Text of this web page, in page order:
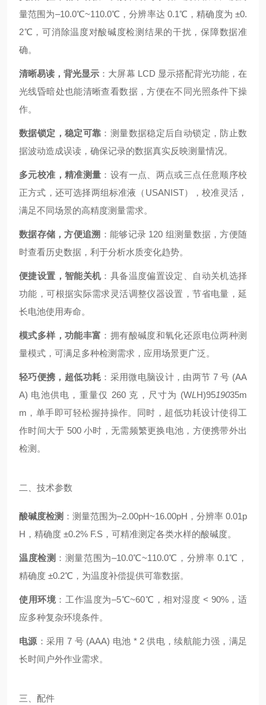
量范围为–10.0℃~110.0℃，分辨率达 0.1℃，精确度为 ±0.
2℃，可消除温度对酸碱度检测结果的干扰，保障数据准
确。
清晰易读，背光显示 ：大屏幕 LCD 显示搭配背光功能，在
光线昏暗处也能清晰查看数据，方便在不同光照条件下操
作。
数据锁定，稳定可靠 ：测量数据稳定后自动锁定，防止数
据波动造成误读，确保记录的数据真实反映测量情况。
多元校准，精准测量 ：设有一点、两点或三点任意顺序校
正方式，还可选择两组标准液（USANIST），校准灵活，
满足不同场景的高精度测量需求。
数据存储，方便追溯 ：能够记录 120 组测量数据，方便随
时查看历史数据，利于分析水质变化趋势。
便捷设置，智能关机：具备温度偏置设定、自动关机选择
功能，可根据实际需求灵活调整仪器设置，节省电量，延
长电池使用寿命。
模式多样，功能丰富 ：拥有酸碱度和氧化还原电位两种测
量模式，可满足多种检测需求，应用场景更广泛。
轻巧便携，超低功耗 ：采用微电脑设计，由两节 7 号 (AA
A) 电池供电，重量仅 260 克，尺寸为 (WL H)9519035m
m，单手即可轻松握持操作。同时，超低功耗设计使得工
作时间大于 500 小时，无需频繁更换电池，方便携带外出
检测。
二、技术参数
酸碱度检测 ：测量范围为–2.00pH~16.00pH，分辨率 0.01p
H，精确度 ±0.2% F.S，可精准测定各类水样的酸碱度。
温度检测 ：测量范围为–10.0℃~110.0℃，分辨率 0.1℃，
精确度 ±0.2℃，为温度补偿提供可靠数据。
使用环境：工作温度为–5℃~60℃，相对湿度 < 90%，适
应多种复杂环境条件。
电源 ：采用 7 号 (AAA) 电池 * 2 供电，续航能力强，满足
长时间户外作业需求。
三、配件